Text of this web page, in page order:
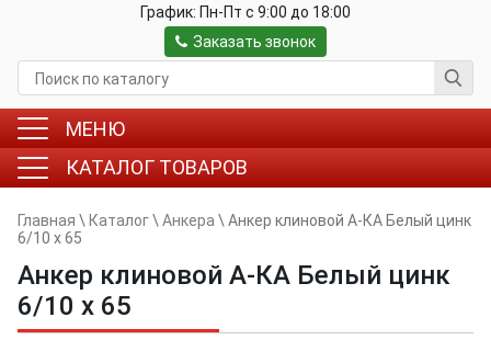
График: Пн-Пт c 9:00 до 18:00
Заказать звонок
МЕНЮ
КАТАЛОГ ТОВАРОВ
Главная \ Каталог\ Анкера \ Анкер клиновой А-КА Белый цинк
6/10 x 65
Анкер клиновой А-КА Белый цинк
6/10 x 65